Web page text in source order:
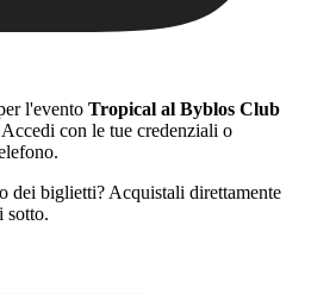
l'evento Tropical al Byblos Club
Accedi con le tue credenziali o
dei biglietti? Acquistali direttamente
sotto.